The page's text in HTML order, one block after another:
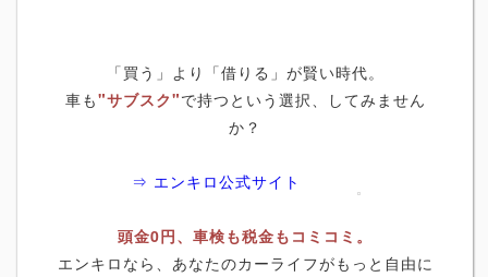
「買う」より「借りる」が賢い時代。
車も"サブスク"で持つという選択、してみません
か？
⇒ エンキロ公式サイト
頭金0円、車検も税金もコミコミ。
エンキロなら、あなたのカーライフがもっと自由に